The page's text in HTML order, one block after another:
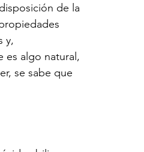
de la
y,
es algo natural,
se sabe que